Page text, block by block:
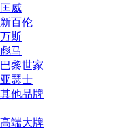
匡威
新百伦
万斯
彪马
巴黎世家
亚瑟士
其他品牌
高端大牌